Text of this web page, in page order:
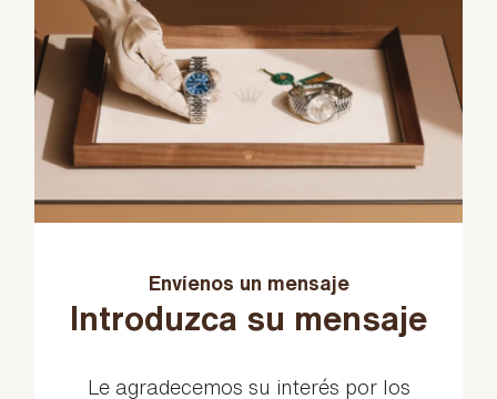
Envíenos un mensaje
Introduzca su mensaje
Le agradecemos su interés por los